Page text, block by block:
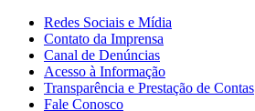
Redes Sociais e Mídia
Contato da Imprensa
Canal de Denúncias
Acesso à Informação
Transparência e Prestação de Contas
Fale Conosco